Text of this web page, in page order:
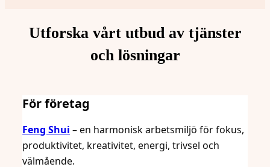
Utforska vårt utbud av tjänster
och lösningar
För företag
Feng Shui – en harmonisk arbetsmiljö för fokus,
produktivitet, kreativitet, energi, trivsel och
välmående.